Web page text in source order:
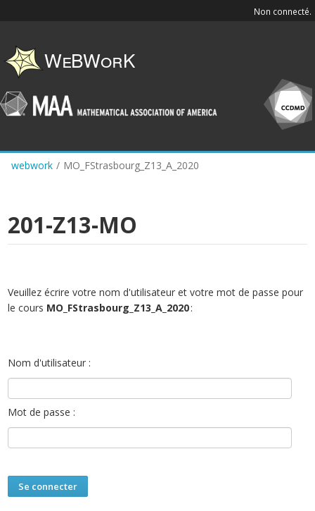
content
Non connecté.
webwork / MO_FStrasbourg_Z13_A_2020
201-Z13-MO
Veuillez écrire votre nom d'utilisateur et votre mot de passe pour
le cours MO_FStrasbourg_Z13_A_2020:
Nom d'utilisateur :
Mot de passe :